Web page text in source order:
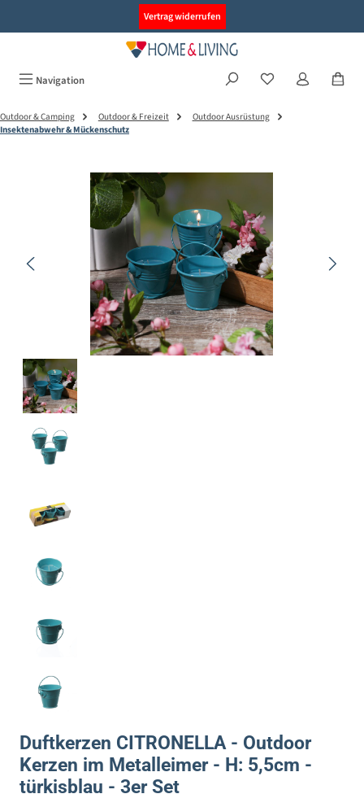
Vertrag widerrufen
Navigation
Outdoor & Camping Outdoor & Freizeit
Outdoor Ausrüstung
Insektenabwehr & Mückenschutz
Bildergalerie überspringen
Duftkerzen CITRONELLA - Outdoor
Kerzen im Metalleimer - H: 5,5cm -
türkisblau - 3er Set